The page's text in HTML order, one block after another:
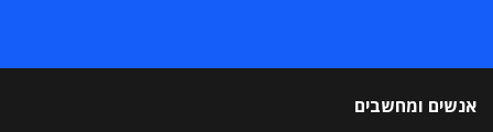
אנשים ומחשבים